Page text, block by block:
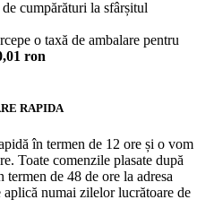
cumpărături la sfârșitul
o taxă de ambalare pentru
ron
RAPIDA
în termen de 12 ore și o vom
Toate comenzile plasate după
de 48 de ore la adresa
numai zilelor lucrătoare de